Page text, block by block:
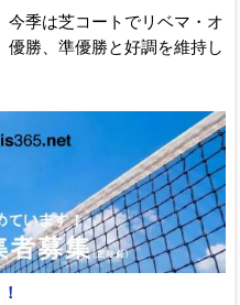
今季は芝コートでリベマ・オ
優勝、準優勝と好調を維持し